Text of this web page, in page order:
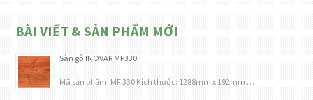
BÀI VIẾT & SẢN PHẨM MỚI
Sàn gỗ INOVAR MF330
Mã sản phẩm: MF 330 Kích thước: 1288mm x 192mm …